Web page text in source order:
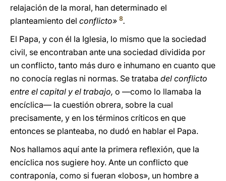
relajación de la moral, han determinado el
planteamiento del conflicto» 8.
El Papa, y con él la Iglesia, lo mismo que la sociedad
civil, se encontraban ante una sociedad dividida por
un conflicto, tanto más duro e inhumano en cuanto que
no conocía reglas ni normas. Se trataba del conflicto
entre el capital y el trabajo, o —como lo llamaba la
encíclica— la cuestión obrera, sobre la cual
precisamente, y en los términos críticos en que
entonces se planteaba, no dudó en hablar el Papa.
Nos hallamos aquí ante la primera reflexión, que la
encíclica nos sugiere hoy. Ante un conflicto que
contraponía, como si fueran «lobos», un hombre a